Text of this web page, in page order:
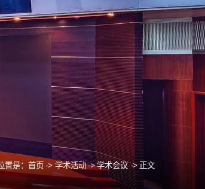
置是： 首页 -> 学术活动 -> 学术会议 -> 正文